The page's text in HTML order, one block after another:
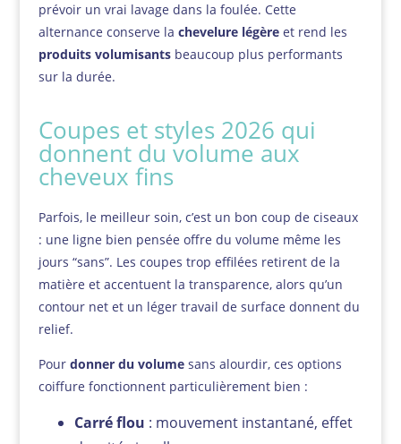
prévoir un vrai lavage dans la foulée. Cette
alternance conserve la chevelure légèreet rend les
produits volumisantsbeaucoup plus performants
sur la durée.
Coupes et styles 2026 qui
donnent du volume aux
cheveux fins
Parfois, le meilleur soin, c’est un bon coup de ciseaux
: une ligne bien pensée offre du volume même les
jours “sans”. Les coupes trop effilées retirent de la
matière et accentuent la transparence, alors qu’un
contour net et un léger travail de surface donnent du
relief.
Pour donner du volumesans alourdir, ces options
coiffure fonctionnent particulièrement bien :
Carré flou : mouvement instantané, effet